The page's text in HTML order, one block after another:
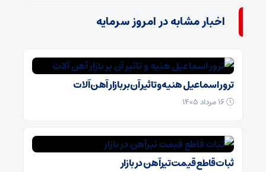
اخبار مشابه در امروز سرمایه
ترور اسماعیل هنیه و تاثیر آن بر بازار آهن آلات
ثبات قاطع قیمت تیرآهن در بازار